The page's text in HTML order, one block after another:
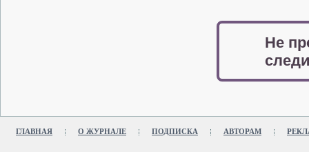
Не
ГЛАВНАЯ О ЖУРНАЛЕ ПОДПИСКА АВТОРАМ